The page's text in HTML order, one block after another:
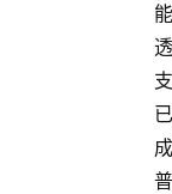
能
透
支
已
成
普